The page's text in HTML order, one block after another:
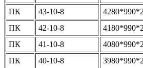
ПК
43-10-8
ПК
42-10-8
ПК
41-10-8
ПК
40-10-8